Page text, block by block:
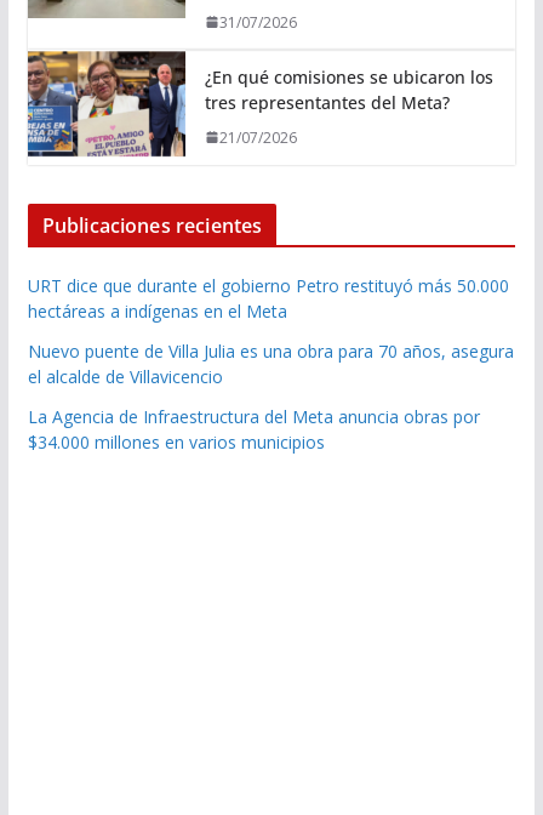
31/07/2026
¿En qué comisiones se ubicaron los
tres representantes del Meta?
21/07/2026
Publicaciones recientes
URT dice que durante el gobierno Petro restituyó más 50.000
hectáreas a indígenas en el Meta
Nuevo puente de Villa Julia es una obra para 70 años, asegura
el alcalde de Villavicencio
La Agencia de Infraestructura del Meta anuncia obras por
$34.000 millones en varios municipios